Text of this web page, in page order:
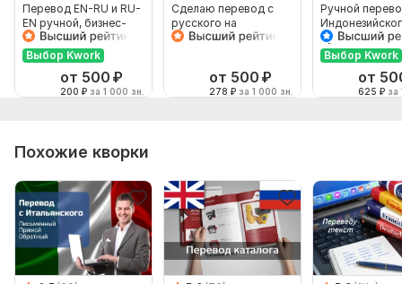
Перевод EN-RU и RU-
EN ручной, бизнес-
английский
Выбор Kwork
от 500 ₽
200 ₽ за 1 000 зн.
Сделаю перевод с
русского на
английский и
от 500 ₽
278 ₽ за 1 000 зн.
Ручной
Русский и
Выбор Kwork
от
625 ₽ за
Похожие кворки